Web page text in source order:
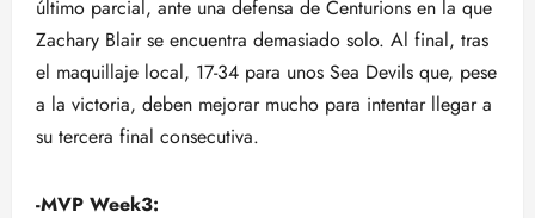
último parcial, ante una defensa de Centurions en la que
Zachary Blair se encuentra demasiado solo. Al final, tras
el maquillaje local, 17-34 para unos Sea Devils que, pese
a la victoria, deben mejorar mucho para intentar llegar a
su tercera final consecutiva.
-MVP Week3: